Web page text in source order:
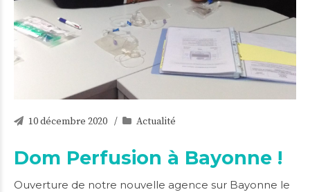
10 décembre 2020 Actualité
Dom Perfusion à Bayonne !
Ouverture de notre nouvelle agence sur Bayonne le